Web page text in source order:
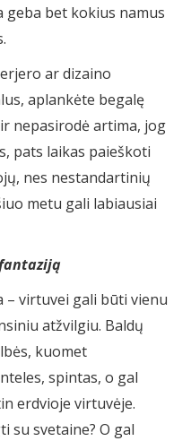
bet kokius namus
ar dizaino
aplankėte begalę
nepasirodė artima, jog
pats laikas paieškoti
nes nestandartinių
metu gali labiausiai
– virtuvei gali būti vienu
atžvilgiu. Baldų
kuomet
spintas, o gal
erdvioje virtuvėje.
su svetaine? O gal